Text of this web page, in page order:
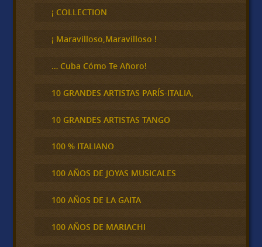
c
a
¡ COLLECTION
¡ Maravilloso,Maravilloso !
… Cuba Cómo Te Añoro!
10 GRANDES ARTISTAS PARÍS-ITALIA,
10 GRANDES ARTISTAS TANGO
100 % ITALIANO
100 AÑOS DE JOYAS MUSICALES
100 AÑOS DE LA GAITA
100 AÑOS DE MARIACHI